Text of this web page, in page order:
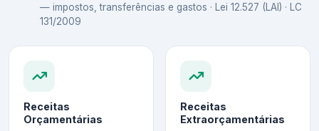
— impostos, transferências e gastos · Lei 12.527 (LAI) · LC
131/2009
Receitas
Orçamentárias
Receitas
Extraorçamentárias